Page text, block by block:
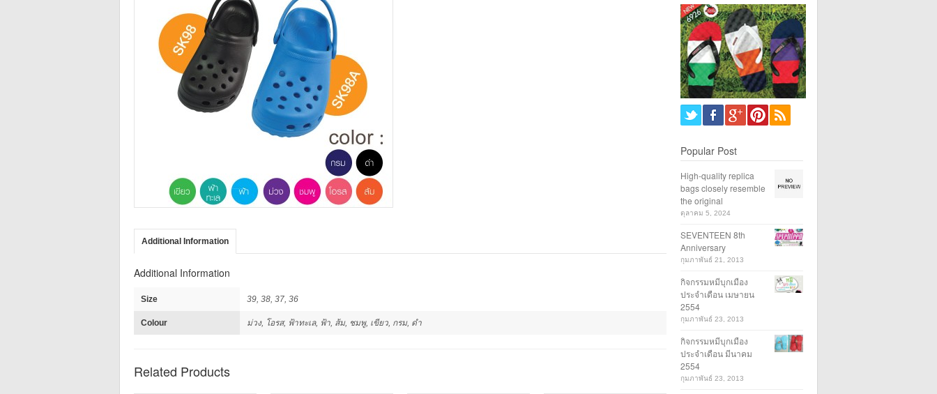
Additional Information
Additional Information
Size 39, 38, 37, 36
Colour ม่วง, โอรส, ฟ้าทะเล, ฟ้า, ส้ม, ชมพู, เขียว, กรม, ดำ
Related Products
Popular Post
High-quality replica
bags closely resemble
the original
ตุลาคม 5, 2024
SEVENTEEN 8th
Anniversary
กุมภาพันธ์ 21, 2013
กิจกรรมหมีบุกเมือง
ประจำเดือน เมษายน
2554
กุมภาพันธ์ 23, 2013
กิจกรรมหมีบุกเมือง
ประจำเดือน มีนาคม
2554
กุมภาพันธ์ 23, 2013